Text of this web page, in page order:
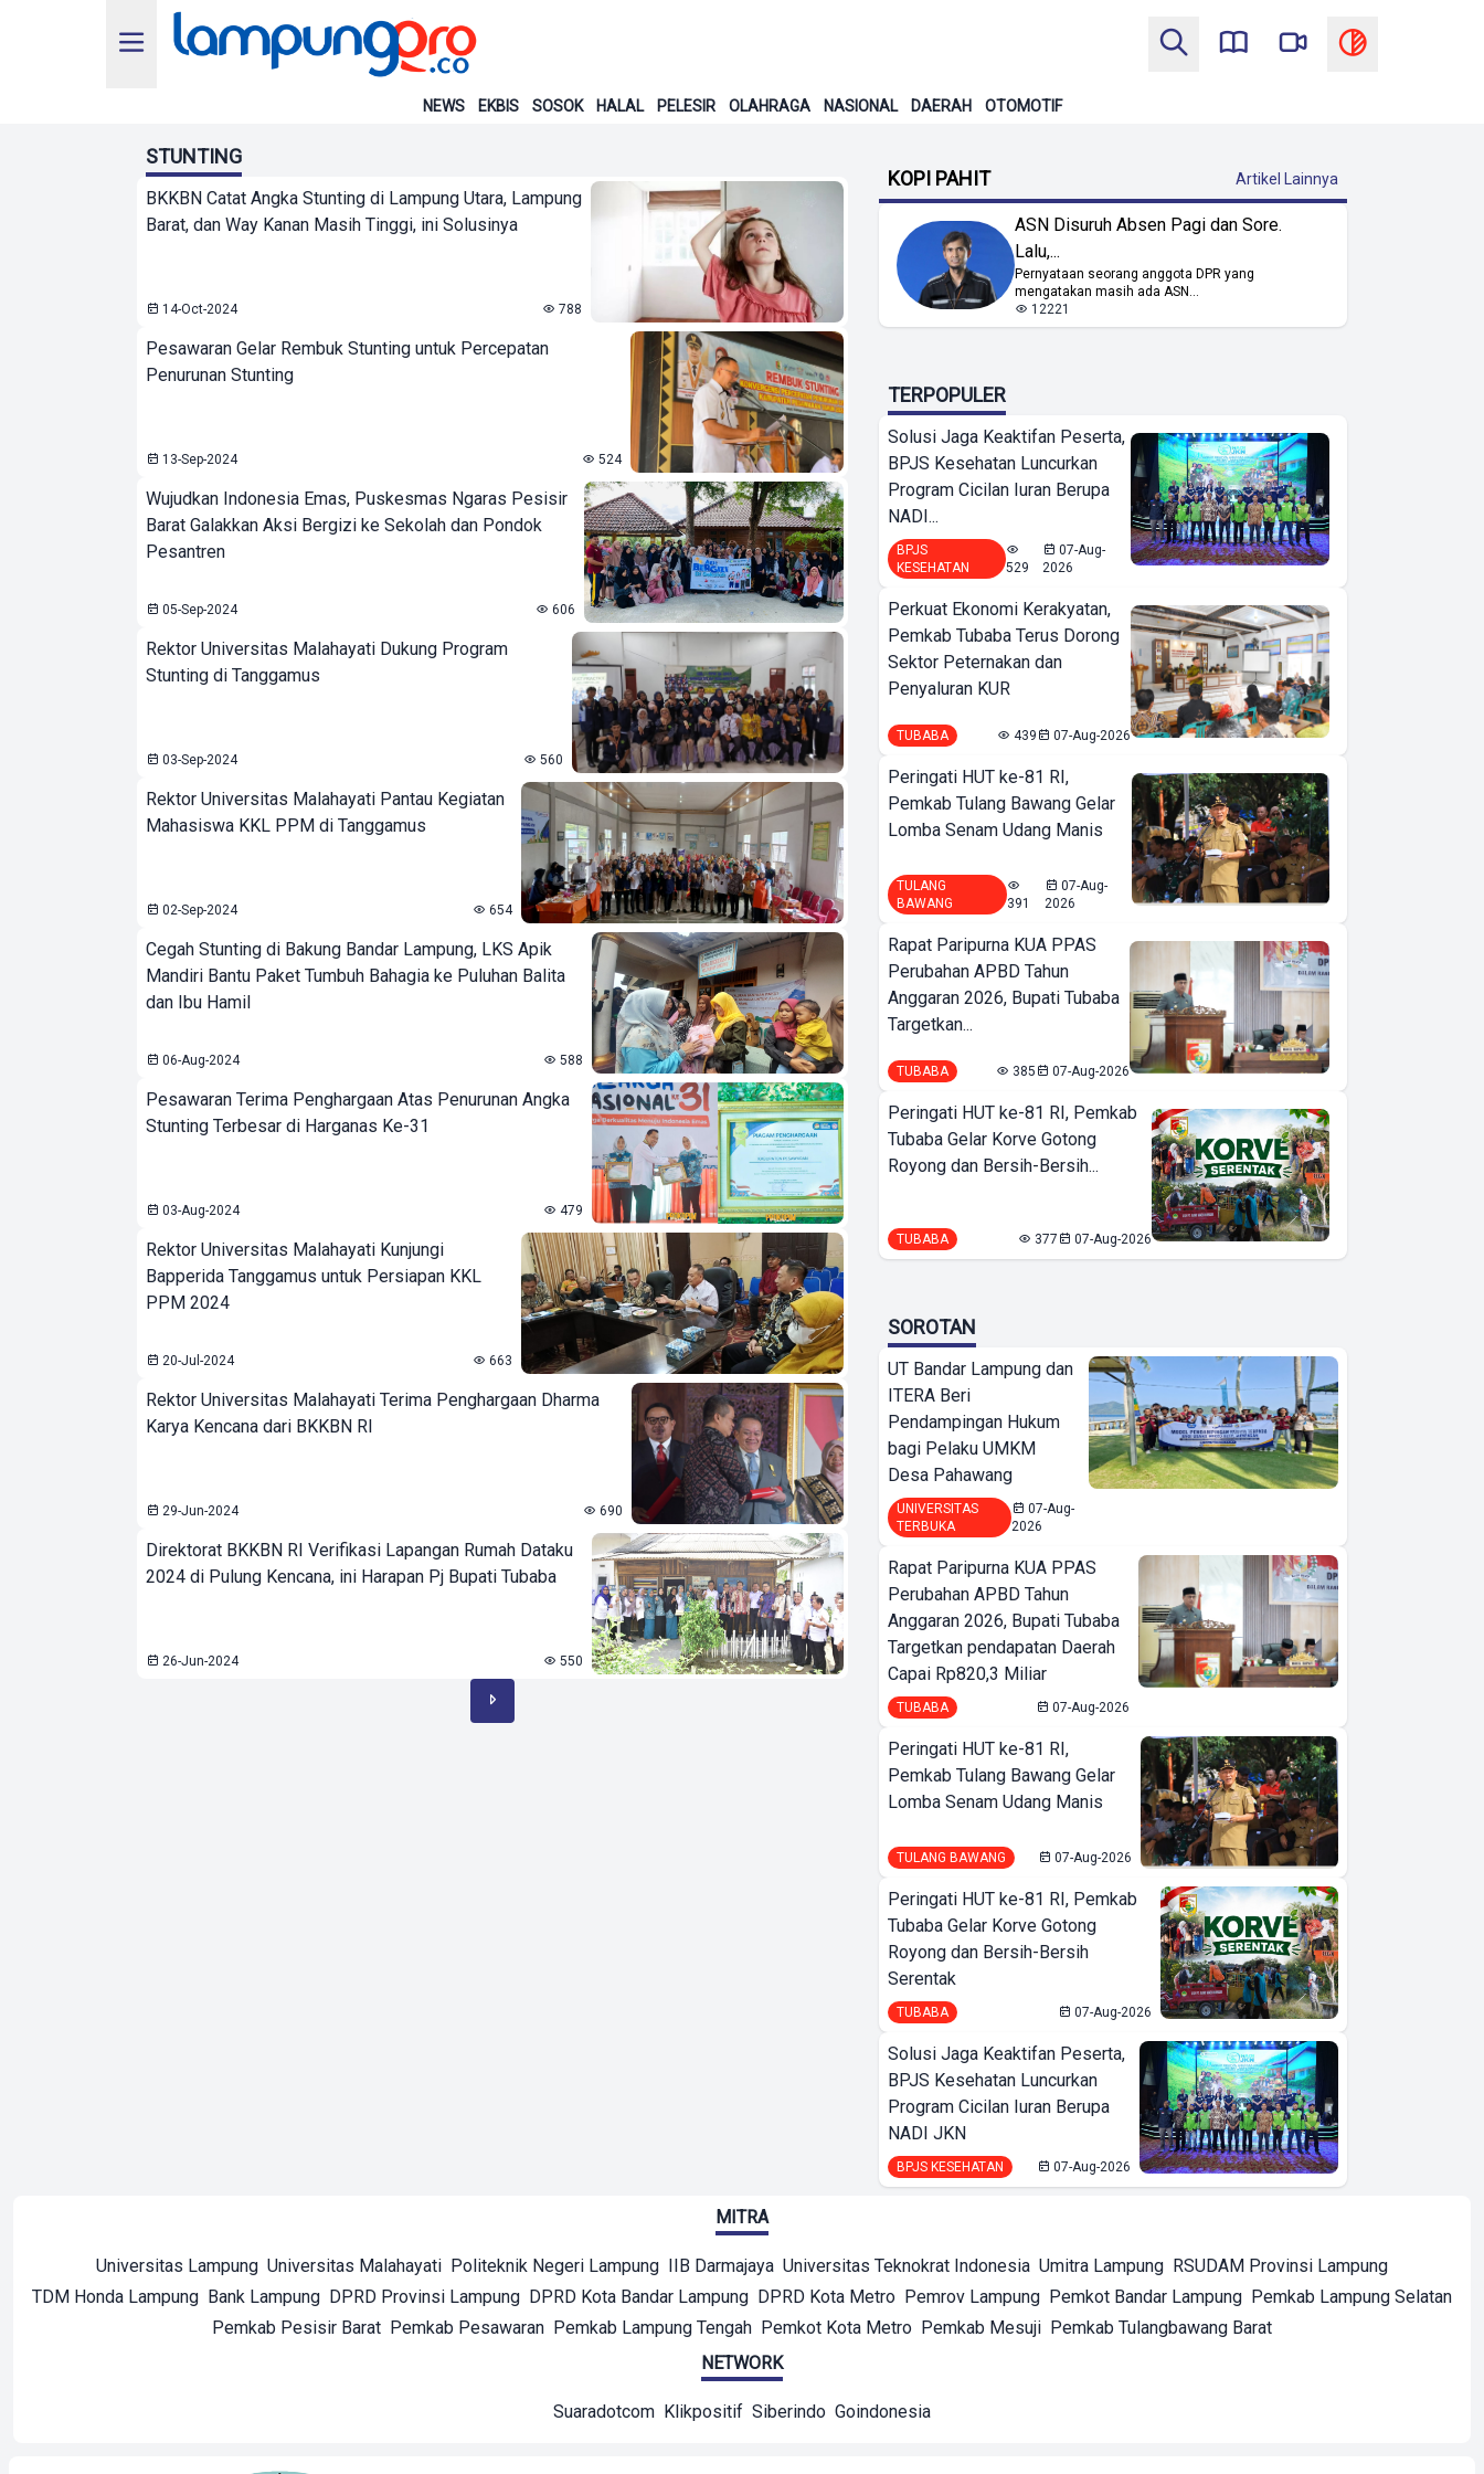
NEWS EKBIS SOSOK HALAL PELESIR OLAHRAGA NASIONAL DAERAH OTOMOTIF
STUNTING
BKKBN Catat Angka Stunting di Lampung Utara, Lampung
Barat, dan Way Kanan Masih Tinggi, ini Solusinya
14-Oct-2024 788
Pesawaran Gelar Rembuk Stunting untuk Percepatan
Penurunan Stunting
13-Sep-2024 524
Wujudkan Indonesia Emas, Puskesmas Ngaras Pesisir
Barat Galakkan Aksi Bergizi ke Sekolah dan Pondok
Pesantren
05-Sep-2024 606
Rektor Universitas Malahayati Dukung Program
Stunting di Tanggamus
03-Sep-2024 560
Rektor Universitas Malahayati Pantau Kegiatan
Mahasiswa KKL PPM di Tanggamus
02-Sep-2024 654
Cegah Stunting di Bakung Bandar Lampung, LKS Apik
Mandiri Bantu Paket Tumbuh Bahagia ke Puluhan Balita
dan Ibu Hamil
06-Aug-2024 588
Pesawaran Terima Penghargaan Atas Penurunan Angka
Stunting Terbesar di Harganas Ke-31
03-Aug-2024 479
Rektor Universitas Malahayati Kunjungi
Bapperida Tanggamus untuk Persiapan KKL
PPM 2024
20-Jul-2024 663
Rektor Universitas Malahayati Terima Penghargaan Dharma
Karya Kencana dari BKKBN RI
29-Jun-2024 690
Direktorat BKKBN RI Verifikasi Lapangan Rumah Dataku
2024 di Pulung Kencana, ini Harapan Pj Bupati Tubaba
26-Jun-2024 550
KOPI PAHIT Artikel Lainnya
ASN Disuruh Absen Pagi dan Sore.
Lalu,...
Pernyataan seorang anggota DPR yang
mengatakan masih ada ASN...
12221
TERPOPULER
Solusi Jaga Keaktifan Peserta,
BPJS Kesehatan Luncurkan
Program Cicilan Iuran Berupa
NADI...
BPJS
KESEHATAN
529
07-Aug-
2026
Perkuat Ekonomi Kerakyatan,
Pemkab Tubaba Terus Dorong
Sektor Peternakan dan
Penyaluran KUR
TUBABA 439 07-Aug-2026
Peringati HUT ke-81 RI,
Pemkab Tulang Bawang Gelar
Lomba Senam Udang Manis
TULANG
BAWANG
391
07-Aug-
2026
Rapat Paripurna KUA PPAS
Perubahan APBD Tahun
Anggaran 2026, Bupati Tubaba
Targetkan...
TUBABA 385 07-Aug-2026
Peringati HUT ke-81 RI, Pemkab
Tubaba Gelar Korve Gotong
Royong dan Bersih-Bersih...
TUBABA 377 07-Aug-2026
SOROTAN
UT Bandar Lampung dan
ITERA Beri
Pendampingan Hukum
bagi Pelaku UMKM
Desa Pahawang
UNIVERSITAS
TERBUKA
07-Aug-
2026
Rapat Paripurna KUA PPAS
Perubahan APBD Tahun
Anggaran 2026, Bupati Tubaba
Targetkan pendapatan Daerah
Capai Rp820,3 Miliar
TUBABA 07-Aug-2026
Peringati HUT ke-81 RI,
Pemkab Tulang Bawang Gelar
Lomba Senam Udang Manis
TULANG BAWANG 07-Aug-2026
Peringati HUT ke-81 RI, Pemkab
Tubaba Gelar Korve Gotong
Royong dan Bersih-Bersih
Serentak
TUBABA 07-Aug-2026
Solusi Jaga Keaktifan Peserta,
BPJS Kesehatan Luncurkan
Program Cicilan Iuran Berupa
NADI JKN
BPJS KESEHATAN 07-Aug-2026
MITRA
Universitas Lampung Universitas Malahayati Politeknik Negeri Lampung IIB Darmajaya Universitas Teknokrat Indonesia Umitra Lampung RSUDAM Provinsi Lampung
TDM Honda Lampung Bank Lampung DPRD Provinsi Lampung DPRD Kota Bandar Lampung DPRD Kota Metro Pemrov Lampung Pemkot Bandar Lampung Pemkab Lampung Selatan
Pemkab Pesisir Barat Pemkab Pesawaran Pemkab Lampung Tengah Pemkot Kota Metro Pemkab Mesuji Pemkab Tulangbawang Barat
NETWORK
Suaradotcom Klikpositif Siberindo Goindonesia